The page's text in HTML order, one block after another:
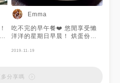
Emma
吃不完的早午餐❤️ 悠閒享受懶
洋洋的星期日早晨！ 烘蛋份量
得好滿足😍😍😍
2019-11-19
分享嗎